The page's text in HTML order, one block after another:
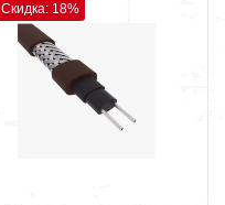
Скидка: 18%